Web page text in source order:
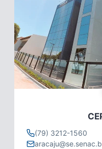
(79) 3212-1560